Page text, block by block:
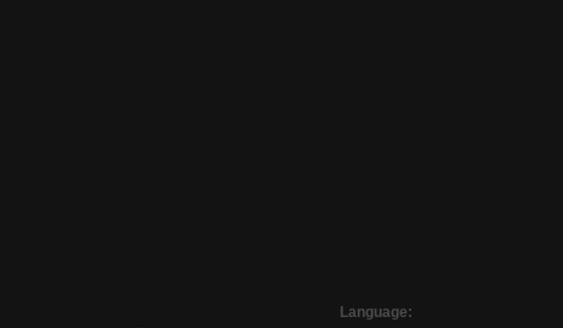
Language: